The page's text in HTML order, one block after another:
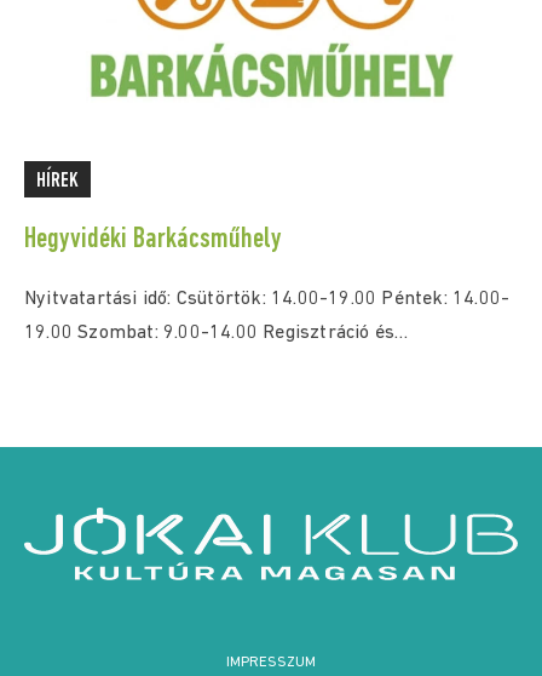
HÍREK
Hegyvidéki Barkácsműhely
Nyitvatartási idő: Csütörtök: 14.00-19.00 Péntek: 14.00-
19.00 Szombat: 9.00-14.00 Regisztráció és
IMPRESSZUM